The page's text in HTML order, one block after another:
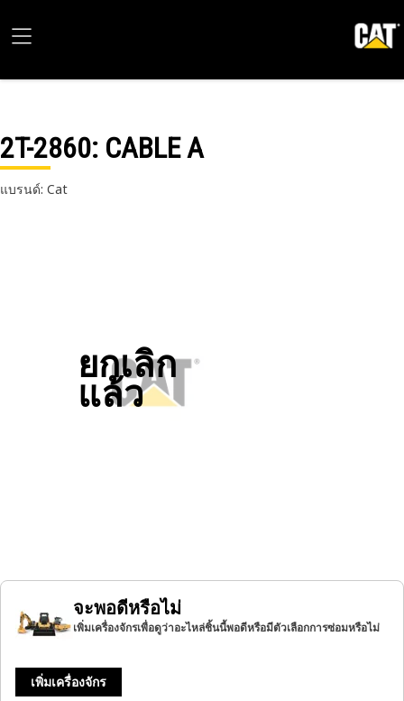
2T-2860: CABLE A
แบรนด์: Cat
ยกเลิก
แล้ว
จะพอดีหรือไม่
เพิ่มเครื่องจักรเพื่อดูว่าอะไหล่ชิ้นนี้พอดีหรือมีตัวเลือกการซ่อมหรือไม่
เพิ่มเครื่องจักร